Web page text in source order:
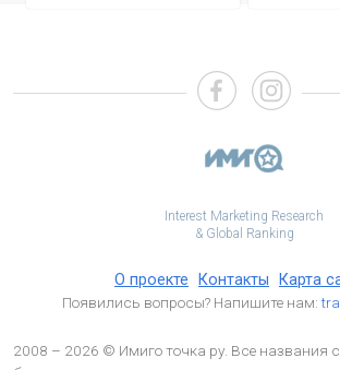
Interest Marketing Research
& Global Ranking
О проекте Контакты Карта
Появились вопросы? Напишите нам:
2008 – 2026 © Имиго точка ру. Все названия